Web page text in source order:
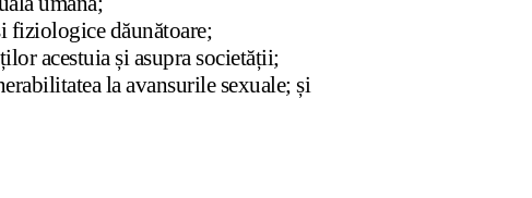
fiziologice dăunătoare;
acestuia și asupra societății;
la avansurile sexuale; și